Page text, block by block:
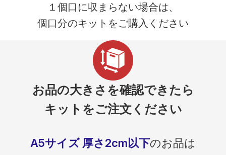
１個口に収まらない場合は、
個口分のキットをご購入ください
お品の大きさを確認できたら
キットをご注文ください
A5サイズ 厚さ2cm以下のお品は